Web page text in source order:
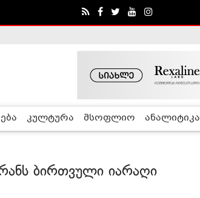
კულტურა მსოფლიო ანალიტიკა
ბირთვული იარაღი